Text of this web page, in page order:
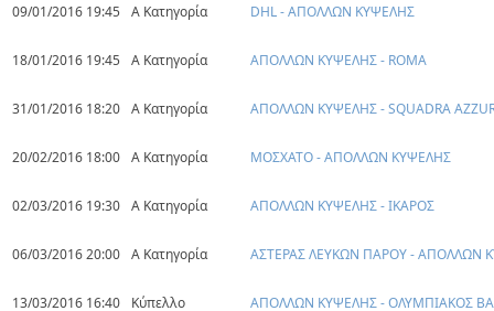
09/01/2016 19:45 Α Κατηγορία DHL - ΑΠΟΛΛΩΝ ΚΥΨΕΛΗΣ
18/01/2016 19:45 Α Κατηγορία ΑΠΟΛΛΩΝ ΚΥΨΕΛΗΣ - ROMA
31/01/2016 18:20 Α Κατηγορία ΑΠΟΛΛΩΝ ΚΥΨΕΛΗΣ - SQUADRA
20/02/2016 18:00 Α Κατηγορία ΜΟΣΧΑΤΟ - ΑΠΟΛΛΩΝ ΚΥΨΕΛΗΣ
02/03/2016 19:30 Α Κατηγορία ΑΠΟΛΛΩΝ ΚΥΨΕΛΗΣ - ΙΚΑΡΟΣ
06/03/2016 20:00 Α Κατηγορία ΑΣΤΕΡΑΣ ΛΕΥΚΩΝ ΠΑΡΟΥ - ΑΠΟΛΛΩΝ
13/03/2016 16:40 Κύπελλο ΑΠΟΛΛΩΝ ΚΥΨΕΛΗΣ - ΟΛΥΜΠΙΑΚΟΣ